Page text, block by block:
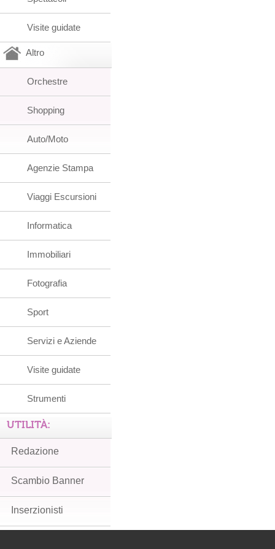
Visite guidate
Altro
Orchestre
Shopping
Auto/Moto
Agenzie Stampa
Viaggi Escursioni
Informatica
Immobiliari
Fotografia
Sport
Servizi e Aziende
Visite guidate
Strumenti
UTILITÀ:
Redazione
Scambio Banner
Inserzionisti